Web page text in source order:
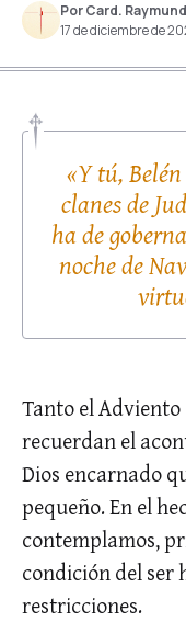
Por Card.
17 de diciembre de
«Y tú,
clanes de
ha de
noche de
Tanto el
recuerdan el
Dios encarnado
pequeño. En el
contemplamos,
condición del ser
restricciones.